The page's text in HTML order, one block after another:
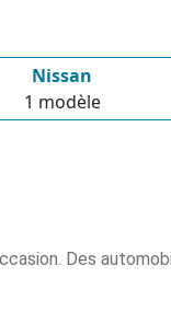
Nissan
1 modèle
Des